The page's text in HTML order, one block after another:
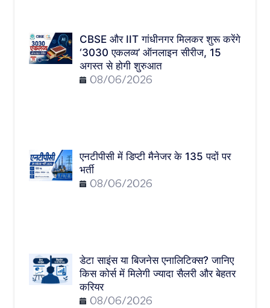
CBSE और IIT गांधीनगर मिलकर शुरू करेंगे
‘3030 एकलव्य’ ऑनलाइन सीरीज, 15
अगस्त से होगी शुरुआत
08/06/2026
एनटीपीसी में डिप्टी मैनेजर के 135 पदों पर
भर्ती
08/06/2026
डेटा साइंस या बिजनेस एनालिटिक्स? जानिए
किस कोर्स में मिलेगी ज्यादा सैलरी और बेहतर
करियर
08/06/2026